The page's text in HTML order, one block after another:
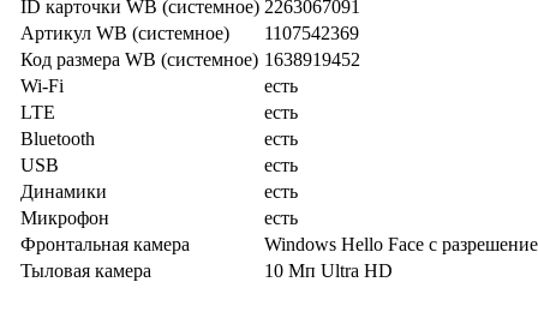
ID карточки WB (системное) 2263067091
Артикул WB (системное)
1107542369
Код размера WB (системное) 1638919452
Wi-Fi
есть
LTE
есть
Bluetooth
есть
USB
есть
Динамики
есть
Микрофон
есть
Фронтальная камера
Windows Hello Face с
Тыловая камера
10 Мп Ultra HD